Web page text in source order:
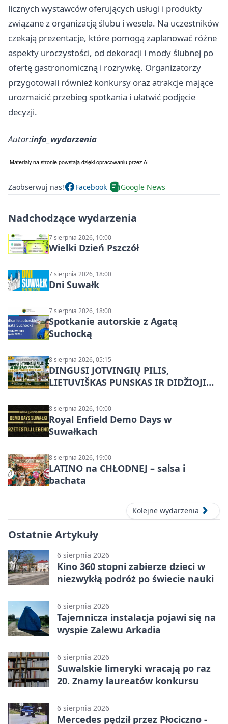
licznych wystawców oferujących usługi i produkty
związane z organizacją ślubu i wesela. Na uczestników
czekają prezentacje, które pomogą zaplanować różne
aspekty uroczystości, od dekoracji i mody ślubnej po
ofertę gastronomiczną i rozrywkę. Organizatorzy
przygotowali również konkursy oraz atrakcje mające
urozmaicić przebieg spotkania i ułatwić podjęcie
decyzji.
Autor:info_wydarzenia
Zaobserwuj nas! Facebook Google News
Nadchodzące wydarzenia
7 sierpnia 2026, 10:00
Wielki Dzień Pszczół
7 sierpnia 2026, 18:00
Dni Suwałk
7 sierpnia 2026, 18:00
Spotkanie autorskie z Agatą
Suchocką
8 sierpnia 2026, 05:15
DINGUSI JOTVINGIŲ PILIS,
LIETUVIŠKAS PUNSKAS IR DIDŽIOJI
DZŪKIJOS – jednodienė kelionė
8 sierpnia 2026, 10:00
Royal Enfield Demo Days w
Suwałkach
8 sierpnia 2026, 19:00
LATINO na CHŁODNEJ – salsa i
bachata
Kolejne wydarzenia
Ostatnie Artykuły
6 sierpnia 2026
Kino 360 stopni zabierze dzieci w
niezwykłą podróż po świecie nauki
6 sierpnia 2026
Tajemnicza instalacja pojawi się na
wyspie Zalewu Arkadia
6 sierpnia 2026
Suwalskie limeryki wracają po raz
20. Znamy laureatów konkursu
6 sierpnia 2026
Mercedes pędził przez Płociczno -